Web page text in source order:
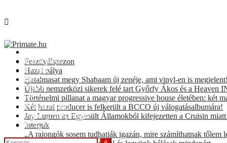
Fesztiválszezon
Hazai pálya
Hatalmasat megy Shabaam új zenéje, ami vinyl-en is megjelent!
Újabb nemzetközi sikerek felé tart Győrfy Ákos és a Heaven
Történelmi pillanat a magyar progressive house életében: két
Két hazai producer is felkerült a BCCO új válogatásalbumára!
Jay Lumen az Egyesült Államokból kifejezetten a Cruisin
Interjúk
„A rajongók sosem tudhatják igazán, mire számíthatnak
Hazai pálya
Interjúk
Hírek
Videók
KULT
Programajánló
For english speakers
BOOKING